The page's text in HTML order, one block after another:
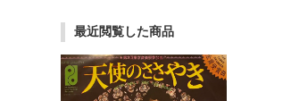
最近閲覧した商品